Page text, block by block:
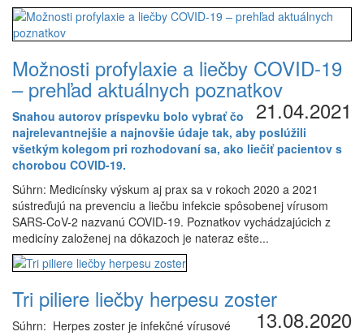
Možnosti profylaxie a liečby COVID-19
– prehľad aktuálnych poznatkov
21.04.2021
Snahou autorov príspevku bolo vybrať čo
najrelevantnejšie a najnovšie údaje tak, aby poslúžili
všetkým kolegom pri rozhodovaní sa, ako liečiť pacientov s
chorobou COVID-19.
Súhrn: Medicínsky výskum aj prax sa v rokoch 2020 a 2021
sústreďujú na prevenciu a liečbu infekcie spôsobenej vírusom
SARS-CoV-2 nazvanú COVID-19. Poznatkov vychádzajúcich z
medicíny založenej na dôkazoch je nateraz ešte...
Tri piliere liečby herpesu zoster
13.08.2020
Súhrn: Herpes zoster je infekčné vírusové